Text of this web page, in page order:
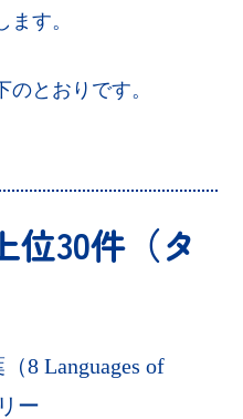
す。
とおりです。
位30件（タ
8 Languages of
ー